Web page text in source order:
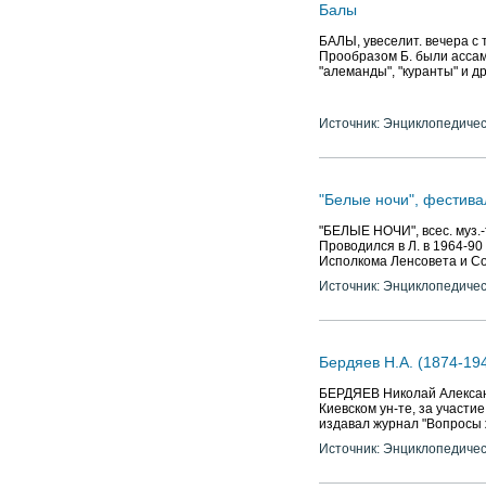
Балы
БАЛЫ, увеселит. вечера с
Прообразом Б. были
"алеманды", "куранты" и
Источник:
"Белые ночи",
"БЕЛЫЕ НОЧИ", всес. муз.-
Проводился в Л. в 1964-
Исполкома Ленсовета и
Источник:
Бердяев Н.А. (1874-
БЕРДЯЕВ Николай
Киевском ун-те, за
издавал журнал
Источник: